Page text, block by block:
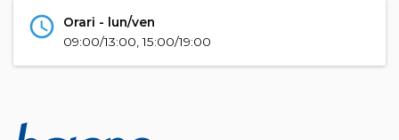
schedule
Orari - lun/ven
09:00/13:00, 15:00/19:00